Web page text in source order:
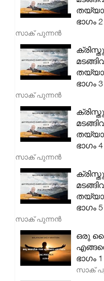
ഭാഗം 2
സാക് പുന്നൻ
ഭാഗം 3
സാക് പുന്നൻ
ഭാഗം 4
സാക് പുന്നൻ
ഭാഗം 5
സാക് പുന്നൻ
ഒരു
ഭാഗം 1
സാക്